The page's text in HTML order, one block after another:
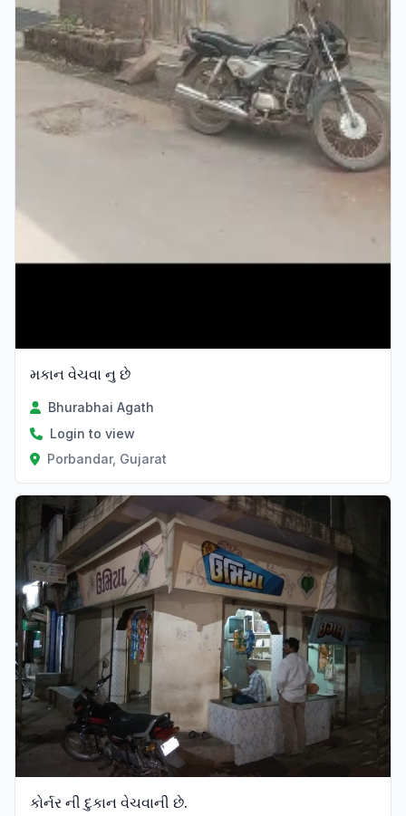
મકાન વેચવા નુ છે
Bhurabhai Agath
Login to view
Porbandar, Gujarat
કોર્નર ની દુકાન વેચવાની છે.